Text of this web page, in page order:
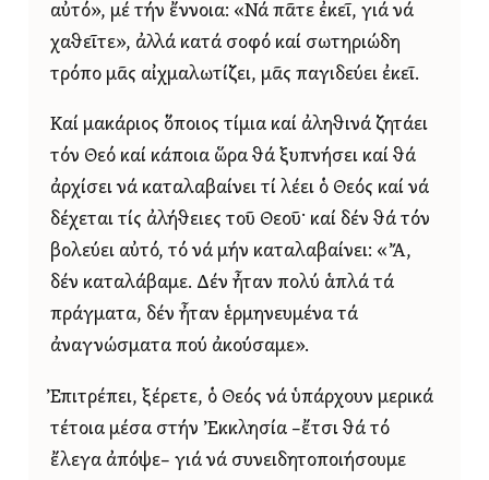
αὐτό», μέ τήν ἔννοια: «Νά πᾶτε ἐκεῖ, γιά νά
χαθεῖτε», ἀλλά κατά σοφό καί σωτηριώδη
τρόπο μᾶς αἰχμαλωτίζει, μᾶς παγιδεύει ἐκεῖ.
Καί μακάριος ὅποιος τίμια καί ἀληθινά ζητάει
τόν Θεό καί κάποια ὥρα θά ξυπνήσει καί θά
ἀρχίσει νά καταλαβαίνει τί λέει ὁ Θεός καί νά
δέχεται τίς ἀλήθειες τοῦ Θεοῦ· καί δέν θά τόν
βολεύει αὐτό, τό νά μήν καταλαβαίνει: «Ἄ,
δέν καταλάβαμε. Δέν ἦταν πολύ ἁπλά τά
πράγματα, δέν ἦταν ἑρμηνευμένα τά
ἀναγνώσματα πού ἀκούσαμε».
Ἐπιτρέπει, ξέρετε, ὁ Θεός νά ὑπάρχουν μερικά
τέτοια μέσα στήν Ἐκκλησία –ἔτσι θά τό
ἔλεγα ἀπόψε– γιά νά συνειδητοποιήσουμε